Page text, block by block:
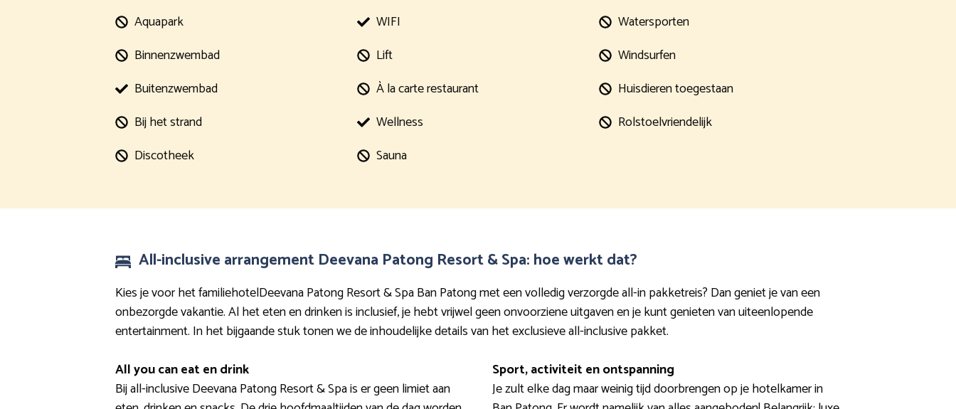
Aquapark
Binnenzwembad
Buitenzwembad
Bij het strand
Discotheek
WIFI
Lift
À la carte restaurant
Wellness
Sauna
Watersporten
Windsurfen
Huisdieren toegestaan
Rolstoelvriendelijk
All-inclusive arrangement Deevana Patong Resort & Spa: hoe werkt dat?
Kies je voor het familiehotelDeevana Patong Resort & Spa Ban Patong met een volledig verzorgde all-in pakketreis? Dan geniet je van een
onbezorgde vakantie. Al het eten en drinken is inclusief, je hebt vrijwel geen onvoorziene uitgaven en je kunt genieten van uiteenlopende
entertainment. In het bijgaande stuk tonen we de inhoudelijke details van het exclusieve all-inclusive pakket.
All you can eat en drink
Bij all-inclusive Deevana Patong Resort & Spa is er geen limiet aan
Sport, activiteit en ontspanning
Je zult elke dag maar weinig tijd doorbrengen op je hotelkamer in